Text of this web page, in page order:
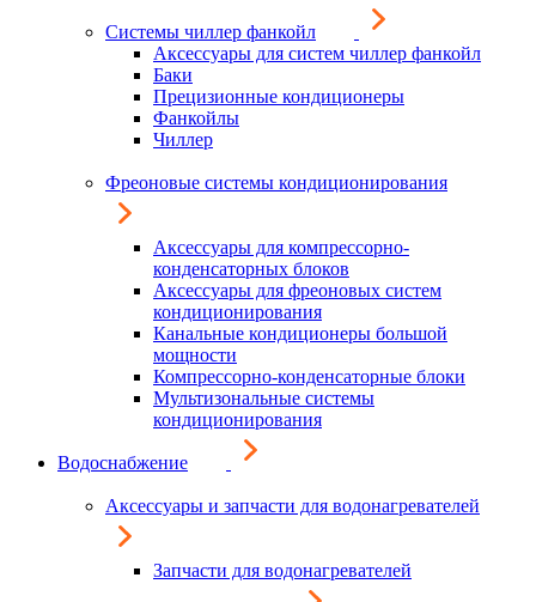
Системы чиллер фанкойл
Аксессуары для систем чиллер фанкойл
Баки
Прецизионные кондиционеры
Фанкойлы
Чиллер
Фреоновые системы кондиционирования
Аксессуары для компрессорно-
конденсаторных блоков
Аксессуары для фреоновых систем
кондиционирования
Канальные кондиционеры большой
мощности
Компрессорно-конденсаторные блоки
Мультизональные системы
кондиционирования
Водоснабжение
Аксессуары и запчасти для водонагревателей
Запчасти для водонагревателей